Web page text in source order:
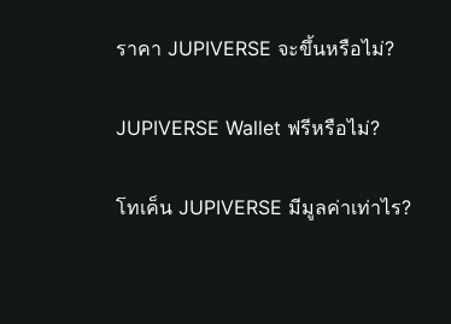
ราคา JUPIVERSE จะขึ้นหรือไม่?
JUPIVERSE Wallet ฟรีหรือไม่?
โทเค็น JUPIVERSE มีมูลค่าเท่าไร?